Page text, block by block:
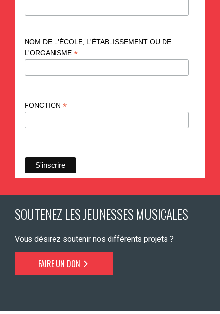
NOM DE L'ÉCOLE, L'ÉTABLISSEMENT OU DE
L'ORGANISME *
FONCTION *
SOUTENEZ LES JEUNESSES MUSICALES
Vous désirez soutenir nos différents projets ?
FAIRE UN DON